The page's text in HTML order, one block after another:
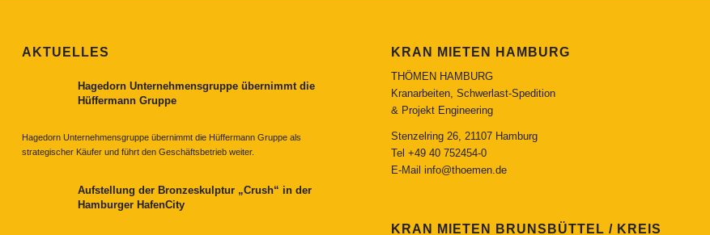
AKTUELLES
Hagedorn Unternehmensgruppe übernimmt die
Hüffermann Gruppe
Hagedorn Unternehmensgruppe übernimmt die Hüffermann Gruppe als
strategischer Käufer und führt den Geschäftsbetrieb weiter.
Aufstellung der Bronzeskulptur „Crush“ in der
Hamburger HafenCity
KRAN MIETEN HAMBURG
THÖMEN HAMBURG
Kranarbeiten, Schwerlast-Spedition
& Projekt Engineering
Stenzelring 26, 21107 Hamburg
Tel +49 40 752454-0
E-Mail info@thoemen.de
KRAN MIETEN BRUNSBÜTTEL / KREIS